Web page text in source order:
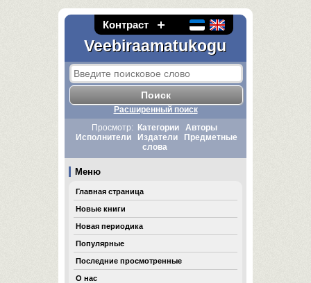
Контраст
Veebiraamatukogu
Расширенный поиск
Просмотр:
Категории
Авторы
Исполнители
Издатели
Предметные
слова
Меню
Главная страница
Новые книги
Новая периодика
Популярные
Последние просмотренные
О нас